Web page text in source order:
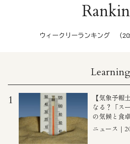
ウィークリーランキング （
Learning
1
【気象予報
なる？「ス
の気候と食
ニュース｜